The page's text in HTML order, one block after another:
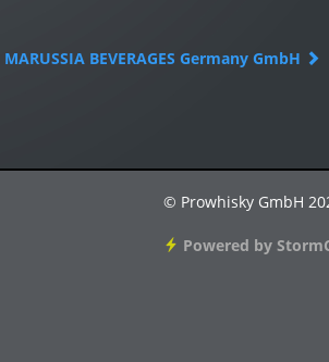
MARUSSIA BEVERAGES Germany GmbH
© Prowhisky GmbH
Powered by